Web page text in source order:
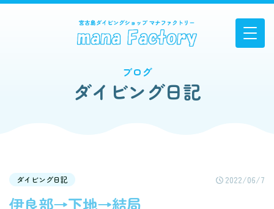
ブログ
ダイビング日記
ダイビング日記 2022/06/7
伊良部→下地→結局